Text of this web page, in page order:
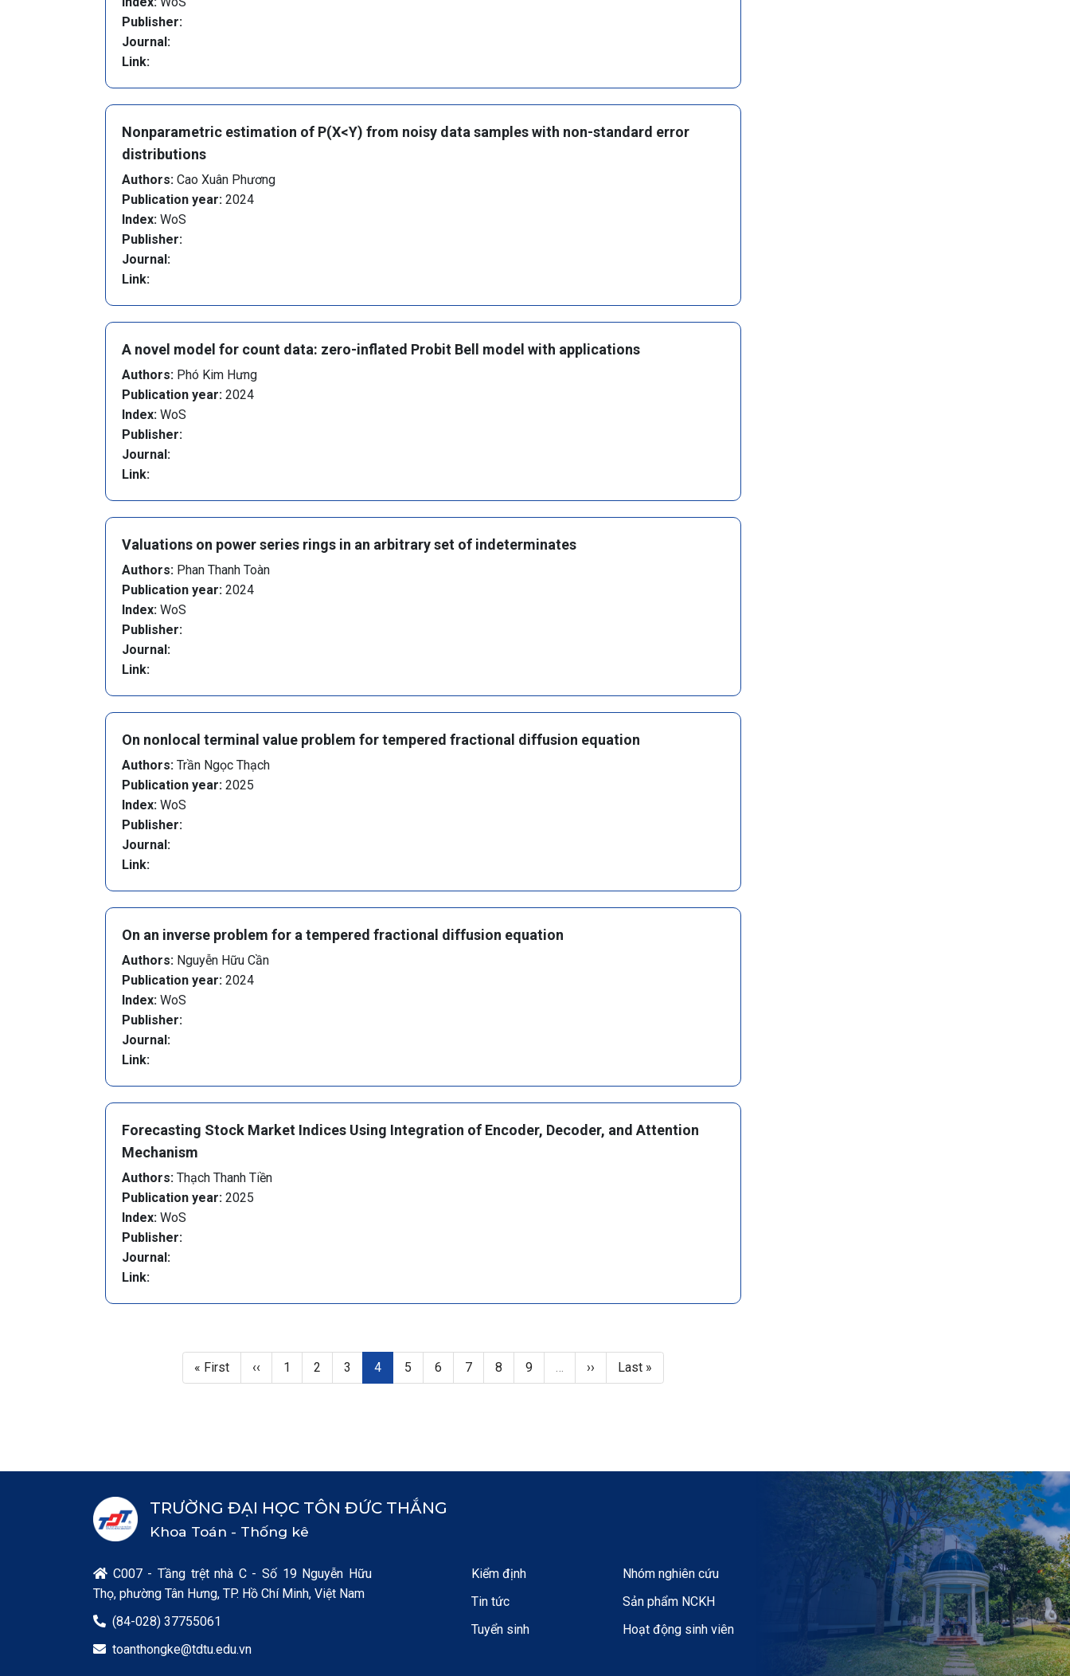
Publisher:
Journal:
Link:
Nonparametric estimation of P(X<Y) from noisy data samples with non-standard error
distributions
Authors: Cao Xuân Phương
Publication year: 2024
Index: WoS
Publisher:
Journal:
Link:
A novel model for count data: zero-inflated Probit Bell model with applications
Authors: Phó Kim Hưng
Publication year: 2024
Index: WoS
Publisher:
Journal:
Link:
Valuations on power series rings in an arbitrary set of indeterminates
Authors: Phan Thanh Toàn
Publication year: 2024
Index: WoS
Publisher:
Journal:
Link:
On nonlocal terminal value problem for tempered fractional diffusion equation
Authors: Trần Ngọc Thạch
Publication year: 2025
Index: WoS
Publisher:
Journal:
Link:
On an inverse problem for a tempered fractional diffusion equation
Authors: Nguyễn Hữu Cần
Publication year: 2024
Index: WoS
Publisher:
Journal:
Link:
Forecasting Stock Market Indices Using Integration of Encoder, Decoder, and Attention
Mechanism
Authors: Thạch Thanh Tiền
Publication year: 2025
Index: WoS
Publisher:
Journal:
Link:
First page
« First Trang trước
‹‹ Page
1 Page
2 Page
3 Trang hiện thời
4 Page
5 Page
6 Page
7 Page
8 Page
9 … Next page
›› Last page
Last »
TRƯỜNG ĐẠI HỌC TÔN ĐỨC THẮNG
Khoa Toán - Thống kê
 C007 - Tầng trệt nhà C - Số 19 Nguyễn Hữu
Thọ, phường Tân Hưng, TP. Hồ Chí Minh, Việt Nam
 (84-028) 37755061
 toanthongke@tdtu.edu.vn
Kiểm định
Tin tức
Tuyển sinh
Nhóm nghiên cứu
Sản phẩm NCKH
Hoạt động sinh viên